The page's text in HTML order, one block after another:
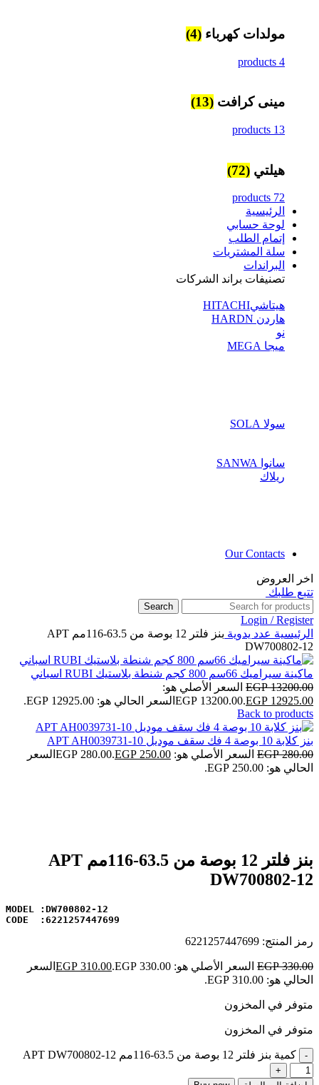
مولدات كهرباء (4)
4 products
مينى كرافت (13)
13 products
هيلتي (72)
72 products
الرئيسية
لوحة حسابي
إتمام الطلب
سلة المشتريات
البراندات
تصنيفات براند الشركات
هيتاشيHITACHI
هاردن HARDN
نو
ميجا MEGA
سولا SOLA
سانوا SANWA
ريلاك
Our Contacts
اخر العروض
تتبع طلبك
Search
Login / Register
الرئيسية عدد يدوية
بنز فلتر 12 بوصة من 63.5-116مم APT
DW700802-12
ماكينة سيراميك 66سم 800 كجم شنطة بلاستيك RUBI اسباني
EGP13200.00
السعر الأصلي هو:
EGP 13200.00.EGP 12925.00
السعر الحالي هو: EGP 12925.00.
Back to products
بنز كلابة 10 بوصة 4 فك سقف موديل APT AH0039731-10
EGP280.00 السعر الأصلي هو: EGP 280.00. EGP 250.00
السعر
الحالي هو: EGP 250.00.
بنز فلتر 12 بوصة من 63.5-116مم APT
DW700802-12
CODE  :6221257447699
رمز المنتج: 6221257447699
EGP330.00 السعر الأصلي هو: EGP 330.00. EGP 310.00
السعر
الحالي هو: EGP 310.00.
متوفر في المخزون
متوفر في المخزون
كمية بنز فلتر 12 بوصة من 63.5-116مم APT DW700802-12